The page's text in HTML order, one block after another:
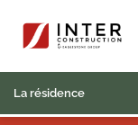
La résidence